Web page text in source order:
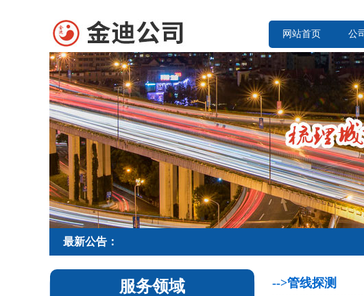
网站首页 公
最新公告：
服务领域 -->管线探测